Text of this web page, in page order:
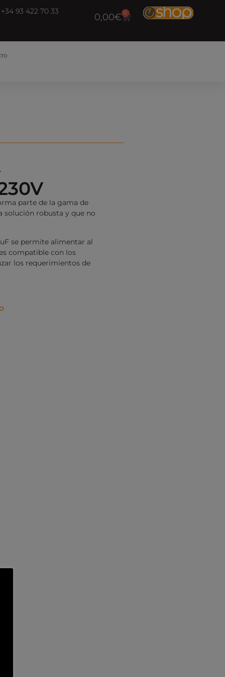
93 422 70 33
0,00€ 0
parte de la gama de
solución robusta y que no
se permite alimentar al
compatible con los
los requerimientos de